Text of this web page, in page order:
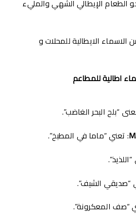
الطعام الإيطالي الشهي والمليء
الاسماء الايطالية للمحلات و
اطالية للمطاعم
“بلح البحر الغاضب”.
: تعني “ماما في المطبخ”.
“صديقي الشيف”.
“صف المعكرونة”.